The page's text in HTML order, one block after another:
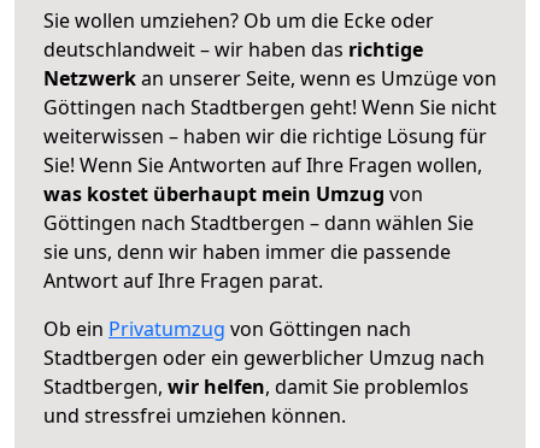
Sie wollen umziehen? Ob um die Ecke oder
deutschlandweit – wir haben das richtige
Netzwerkan unserer Seite, wenn es Umzüge von
Göttingen nach Stadtbergen geht! Wenn Sie nicht
weiterwissen – haben wir die richtige Lösung für
Sie! Wenn Sie Antworten auf Ihre Fragen wollen,
was kostet überhaupt mein Umzug von
Göttingen nach Stadtbergen – dann wählen Sie
sie uns, denn wir haben immer die passende
Antwort auf Ihre Fragen parat.
Ob ein Privatumzug von Göttingen nach
Stadtbergen oder ein gewerblicher Umzug nach
Stadtbergen, wir helfen, damit Sie problemlos
und stressfrei umziehen können.